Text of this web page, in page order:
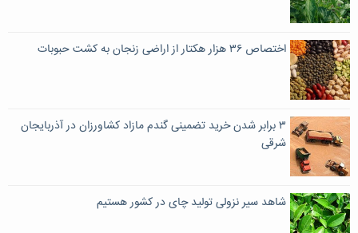
اختصاص ۳۶ هزار هکتار از اراضی زنجان به کشت حبوبات
۳ برابر شدن خرید تضمینی گندم مازاد کشاورزان در آذربایجان
شرقی
شاهد سیر نزولی تولید چای در کشور هستیم